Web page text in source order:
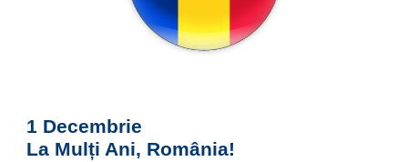
1 Decembrie
La Mulți Ani, România!